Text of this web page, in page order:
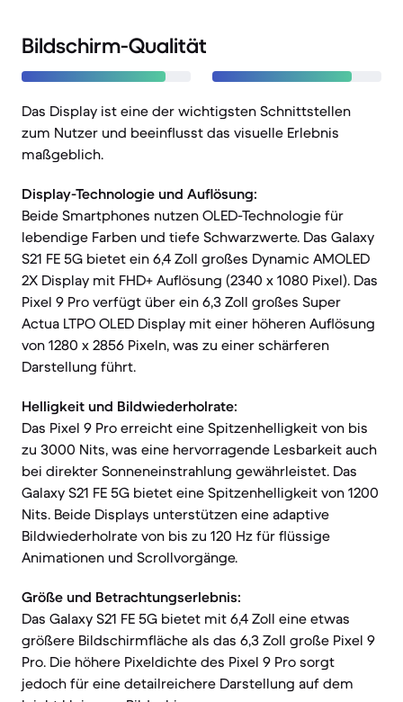
Bildschirm-Qualität
Das Display ist eine der wichtigsten Schnittstellen
zum Nutzer und beeinflusst das visuelle Erlebnis
maßgeblich.
Display-Technologie und Auflösung:
Beide Smartphones nutzen OLED-Technologie für
lebendige Farben und tiefe Schwarzwerte. Das Galaxy
S21 FE 5G bietet ein 6,4 Zoll großes Dynamic AMOLED
2X Display mit FHD+ Auflösung (2340 x 1080 Pixel). Das
Pixel 9 Pro verfügt über ein 6,3 Zoll großes Super
Actua LTPO OLED Display mit einer höheren Auflösung
von 1280 x 2856 Pixeln, was zu einer schärferen
Darstellung führt.
Helligkeit und Bildwiederholrate:
Das Pixel 9 Pro erreicht eine Spitzenhelligkeit von bis
zu 3000 Nits, was eine hervorragende Lesbarkeit auch
bei direkter Sonneneinstrahlung gewährleistet. Das
Galaxy S21 FE 5G bietet eine Spitzenhelligkeit von 1200
Nits. Beide Displays unterstützen eine adaptive
Bildwiederholrate von bis zu 120 Hz für flüssige
Animationen und Scrollvorgänge.
Größe und Betrachtungserlebnis:
Das Galaxy S21 FE 5G bietet mit 6,4 Zoll eine etwas
größere Bildschirmfläche als das 6,3 Zoll große Pixel 9
Pro. Die höhere Pixeldichte des Pixel 9 Pro sorgt
jedoch für eine detailreichere Darstellung auf dem